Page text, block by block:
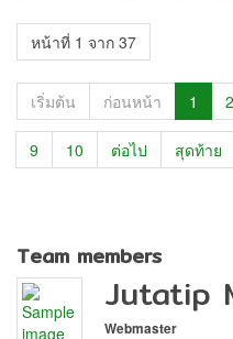
หน้าที่ 1 จาก 37
เริ่มต้น ก่อนหน้า 1 2
9 10 ต่อไป สุดท้าย
Team members
Jutatip
Webmaster